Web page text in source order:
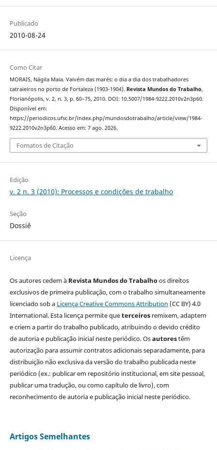
Publicado
2010-08-24
Como Citar
MORAIS, Nágila Maia. Vaivém das marés: o dia a dia dos trabalhadores
catraieiros no porto de Fortaleza (1903-1904). Revista Mundos do Trabalho,
Florianópolis, v. 2, n. 3, p. 60–75, 2010. DOI: 10.5007/1984-9222.2010v2n3p60.
Disponível em:
https://periodicos.ufsc.br/index.php/mundosdotrabalho/article/view/1984-
9222.2010v2n3p60. Acesso em: 7 ago. 2026.
Fomatos de Citação
Edição
v. 2 n. 3 (2010): Processos e condições de trabalho
Seção
Dossiê
Licença
Os autores cedem à Revista Mundos do Trabalhoos direitos
exclusivos de primeira publicação, com o trabalho simultaneamente
licenciado sob a Licença Creative Commons Attribution (CC BY) 4.0
International. Esta licença permite queterceirosremixem, adaptem
e criem a partir do trabalho publicado, atribuindo o devido crédito
de autoria e publicação inicial neste periódico. Osautorestêm
autorização para assumir contratos adicionais separadamente, para
distribuição não exclusiva da versão do trabalho publicada neste
periódico (ex.: publicar em repositório institucional, em site pessoal,
publicar uma tradução, ou como capítulo de livro), com
reconhecimento de autoria e publicação inicial neste periódico.
Artigos Semelhantes